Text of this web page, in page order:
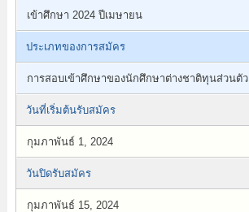
เข้าศึกษา 2024 ปีเมษายน
ประเภทของการสมัคร
การสอบเข้าศึกษาของนักศึกษาต่างชาติทุนส่วนตัว
วันที่เริ่มต้นรับสมัคร
กุมภาพันธ์ 1, 2024
วันปิดรับสมัคร
กุมภาพันธ์ 15, 2024